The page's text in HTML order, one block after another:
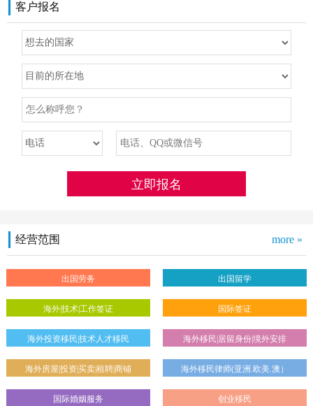
客户报名
经营范围 more »
出国劳务 出国留学
海外|技术|工作签证 国际签证
海外投资移民|技术人才移民 海外移民|居留身份|境外安排
海外房屋|投资|买卖|租聘|商铺 海外移民律师(亚洲.欧美.澳）
国际婚姻服务 创业移民